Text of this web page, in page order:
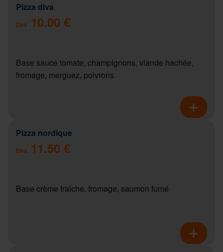
Pizza diva
Dès 10.00 €
Base sauce tomate, champignons, viande hachée,
fromage, merguez, poivrons
Pizza nordique
Dès 11.50 €
Base crème fraîche, fromage, saumon fumé